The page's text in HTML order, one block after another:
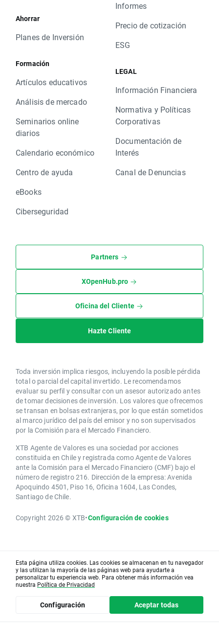
Ahorrar
Planes de Inversión
Formación
Artículos educativos
Análisis de mercado
Seminarios online
diarios
Calendario económico
Centro de ayuda
eBooks
Ciberseguridad
Informes
Precio de cotización
ESG
LEGAL
Información Financiera
Normativa y Políticas
Corporativas
Documentación de
Interés
Canal de Denuncias
Partners
XOpenHub.pro
Oficina del Cliente
Hazte Cliente
Toda inversión implica riesgos, incluyendo la posible pérdida
total o parcial del capital invertido. Le recomendamos
evaluar su perfil y consultar con un asesor autorizado antes
de tomar decisiones de inversión. Los valores que ofrecemos
se transan en bolsas extranjeras, por lo que están sometidos
al marco jurídico del país del emisor y no son supervisados
por la Comisión para el Mercado Financiero.
XTB Agente de Valores es una sociedad por acciones
constituida en Chile y registrada como Agente de Valores
ante la Comisión para el Mercado Financiero (CMF) bajo el
número de registro 216. Dirección de la empresa: Avenida
Apoquindo 4501, Piso 16, Oficina 1604, Las Condes,
Santiago de Chile.
Copyright 2026 © XTB•Configuración de cookies
Esta página utiliza cookies. Las cookies se almacenan en tu navegador
y las utilizan la mayoría de las páginas web para ayudarte a
personalizar tu experiencia web. Para obtener más información vea
nuestra Política de Privacidad
Configuración Aceptar todas